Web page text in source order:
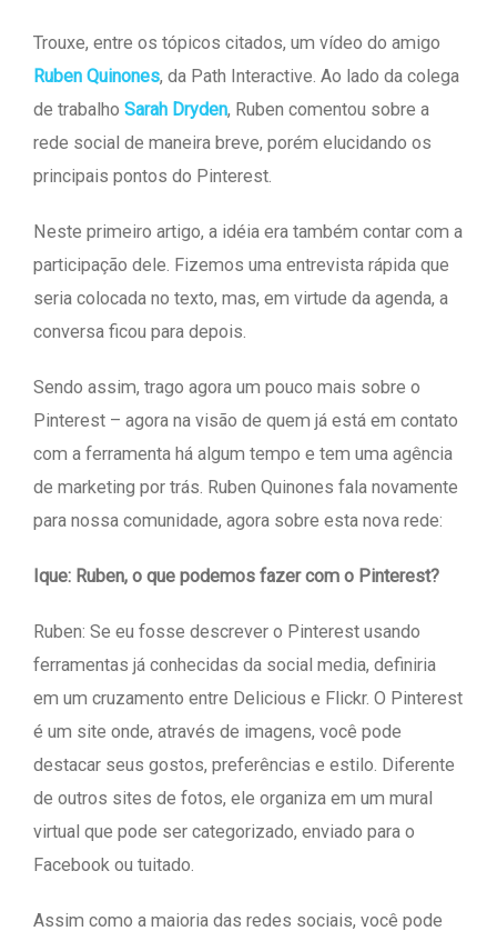
Trouxe, entre os tópicos citados, um vídeo do amigo
Ruben Quinones, da Path Interactive. Ao lado da colega
de trabalho Sarah Dryden, Ruben comentou sobre a
rede social de maneira breve, porém elucidando os
principais pontos do Pinterest.
Neste primeiro artigo, a idéia era também contar com a
participação dele. Fizemos uma entrevista rápida que
seria colocada no texto, mas, em virtude da agenda, a
conversa ficou para depois.
Sendo assim, trago agora um pouco mais sobre o
Pinterest – agora na visão de quem já está em contato
com a ferramenta há algum tempo e tem uma agência
de marketing por trás. Ruben Quinones fala novamente
para nossa comunidade, agora sobre esta nova rede:
Ique: Ruben, o que podemos fazer com o Pinterest?
Ruben: Se eu fosse descrever o Pinterest usando
ferramentas já conhecidas da social media, definiria
em um cruzamento entre Delicious e Flickr. O Pinterest
é um site onde, através de imagens, você pode
destacar seus gostos, preferências e estilo. Diferente
de outros sites de fotos, ele organiza em um mural
virtual que pode ser categorizado, enviado para o
Facebook ou tuitado.
Assim como a maioria das redes sociais, você pode